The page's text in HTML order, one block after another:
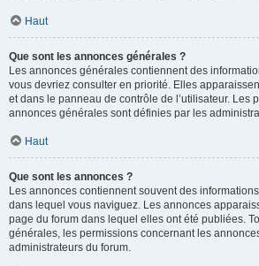
Haut
Que sont les annonces générales ?
Les annonces générales contiennent des
vous devriez consulter en priorité. Elles
et dans le panneau de contrôle de l’utilisateur. Les
annonces générales sont définies par les
Haut
Que sont les annonces ?
Les annonces contiennent souvent des
dans lequel vous naviguez. Les annonces
page du forum dans lequel elles ont été publiées.
générales, les permissions concernant les
administrateurs du forum.